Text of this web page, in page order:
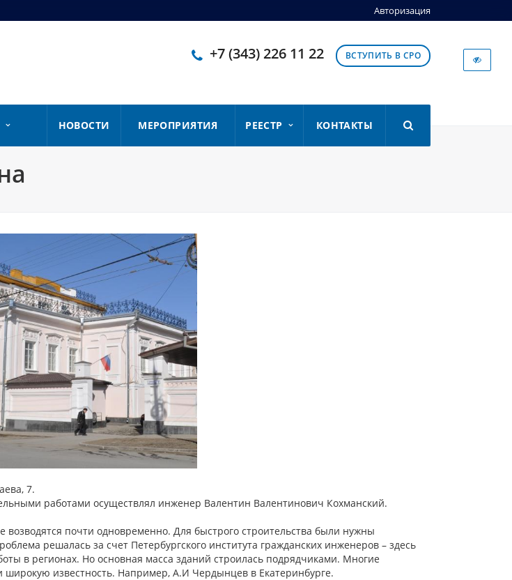
Авторизация
ВСТУПИТЬ В СРО
+7 (343) 226 11 22
НОВОСТИ МЕРОПРИЯТИЯ РЕЕСТР КОНТАКТЫ
7.
работами осуществлял инженер Валентин Валентинович Кохманский.
возводятся почти одновременно. Для быстрого строительства были нужны
решалась за счет Петербургского института гражданских инженеров – здесь
в регионах. Но основная масса зданий строилась подрядчиками. Многие
известность. Например, А.И Чердынцев в Екатеринбурге.